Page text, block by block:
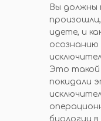
Вы должны
идете, и
осознанию
Это такой
покидали
биологии